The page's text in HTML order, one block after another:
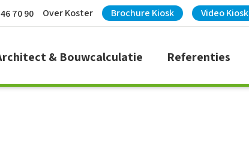
70 90 Over Koster Brochure Kiosk Video Kiosk
& Bouwcalculatie Referenties